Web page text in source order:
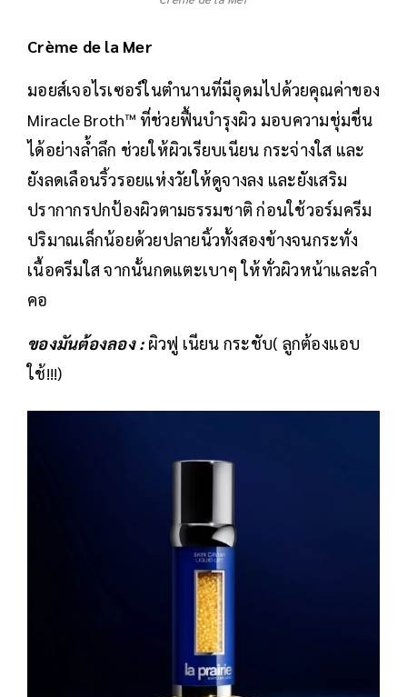
Crème de la Mer
มอยส์เจอไรเซอร์ในตำนานที่มีอุดมไปด้วยคุณค่าของ
Miracle Broth™ ที่ช่วยฟื้นบำรุงผิว มอบความชุ่มชื่น
ได้อย่างล้ำลึก ช่วยให้ผิวเรียบเนียน กระจ่างใส และ
ยังลดเลือนริ้วรอยแห่งวัยให้ดูจางลง และยังเสริม
ปรากากรปกป้องผิวตามธรรมชาติ ก่อนใช้วอร์มครีม
ปริมาณเล็กน้อยด้วยปลายนิ้วทั้งสองข้างจนกระทั่ง
เนื้อครีมใส จากนั้นกดแตะเบาๆ ให้ทั่วผิวหน้าและลำ
คอ
ของมันต้องลอง :ผิวฟู เนียน กระชับ( ลูกต้องแอบ
ใช้!!!)